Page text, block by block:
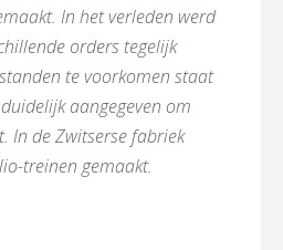
In het verleden werd
orders tegelijk
te voorkomen staat
aangegeven om
In de Zwitserse fabriek
treinen gemaakt.